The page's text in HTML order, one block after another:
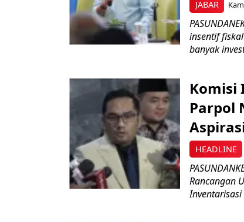
JABAR
insentif
banyak
HEADLINE
Komisi
Parpol
Rancangan